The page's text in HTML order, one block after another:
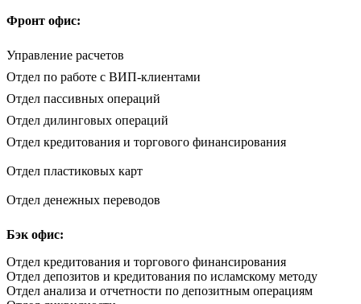
Фронт
Управление расчетов
Отдел по работе с ВИП-клиентами
Отдел пассивных операций
Отдел дилинговых операций
Отдел кредитования и торгового финансирования
Отдел пластиковых карт
Отдел денежных переводов
Бэк
Отдел кредитования и торгового финансирования
Отдел депозитов и кредитования по исламскому методу
Отдел анализа и отчетности по депозитным операциям